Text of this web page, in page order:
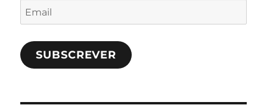
Email
SUBSCREVER